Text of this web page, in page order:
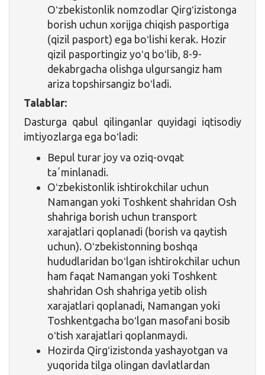
Oʻzbekistonlik nomzodlar Qirgʻizistonga
borish uchun xorijga chiqish pasportiga
(qizil pasport) ega boʻlishi kerak. Hozir
qizil pasportingiz yoʻq boʻlib, 8-9-
dekabrgacha olishga ulgursangiz ham
ariza topshirsangiz boʻladi.
Talablar:
Dasturga qabul qilinganlar quyidagi iqtisodiy
imtiyozlarga ega boʻladi:
Bepul turar joy va oziq-ovqat
taʼminlanadi.
Oʻzbekistonlik ishtirokchilar uchun
Namangan yoki Toshkent shahridan Osh
shahriga borish uchun transport
xarajatlari qoplanadi (borish va qaytish
uchun). Oʻzbekistonning boshqa
hududlaridan boʻlgan ishtirokchilar uchun
ham faqat Namangan yoki Toshkent
shahridan Osh shahriga yetib olish
xarajatlari qoplanadi, Namangan yoki
Toshkentgacha boʻlgan masofani bosib
oʻtish xarajatlari qoplanmaydi.
Hozirda Qirgʻizistonda yashayotgan va
yuqorida tilga olingan davlatlardan